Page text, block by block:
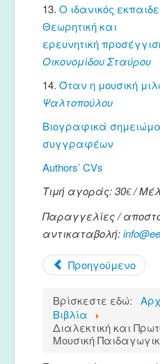
13. Ο ιδανικός
Θεωρητική και
ερευνητική
Οικονομίδου Σταύρου
14. Όταν η μουσική
Ψαλτοπούλου
Βιογραφικά
συγγραφέων
Authors’ CVs
Τιμή αγοράς: 30€/
Παραγγελίες /
αντικαταβολή:
Προηγούμενο
Βρίσκεστε εδώ:
Βιβλία
Διαλεκτική και
Μουσική